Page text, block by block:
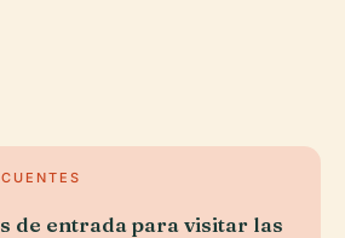
de entrada para visitar las